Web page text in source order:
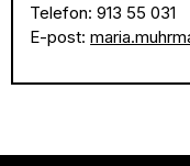
Telefon: 913 55 031
E-post: